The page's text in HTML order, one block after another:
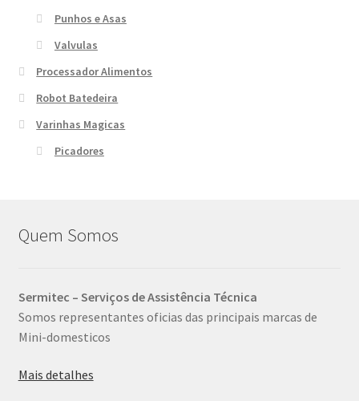
Punhos e Asas
Valvulas
Processador Alimentos
Robot Batedeira
Varinhas Magicas
Picadores
Quem Somos
Sermitec – Serviços de Assistência Técnica
Somos representantes oficias das principais marcas de
Mini-domesticos
Mais detalhes